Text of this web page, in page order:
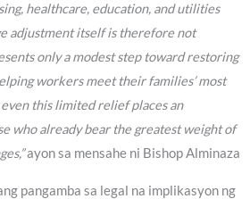
healthcare, education, and utilities
adjustment itself is therefore not
only a modest step toward restoring
workers meet their families’ most
even this limited relief places an
who already bear the greatest weight of
ayon sa mensahe ni Bishop Alminaza
pangamba sa legal na implikasyon ng